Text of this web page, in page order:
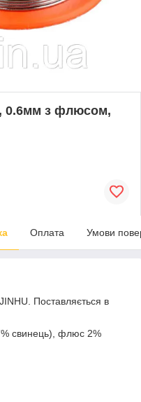
0.6мм з флюсом,
Оплата Умови
Поставляється в
свинець), флюс 2%